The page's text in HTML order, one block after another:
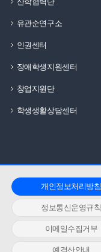
유관순연구소
인권센터
장애학생지원센터
창업지원단
학생생활상담센터
개인정보처리방침
정보통신운영규칙
이메일수집거부
예결산안내